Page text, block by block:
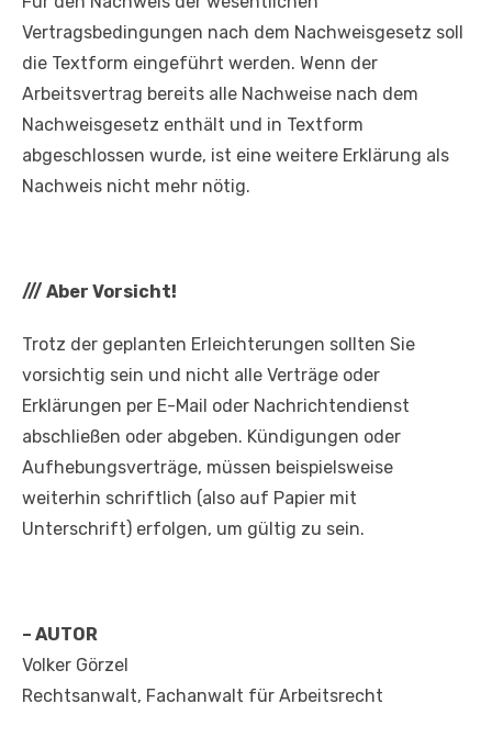
Vertragsbedingungen nach dem Nachweisgesetz soll
die Textform eingeführt werden. Wenn der
Arbeitsvertrag bereits alle Nachweise nach dem
Nachweisgesetz enthält und in Textform
abgeschlossen wurde, ist eine weitere Erklärung als
Nachweis nicht mehr nötig.
/// Aber Vorsicht!
Trotz der geplanten Erleichterungen sollten Sie
vorsichtig sein und nicht alle Verträge oder
Erklärungen per E-Mail oder Nachrichtendienst
abschließen oder abgeben. Kündigungen oder
Aufhebungsverträge, müssen beispielsweise
weiterhin schriftlich (also auf Papier mit
Unterschrift) erfolgen, um gültig zu sein.
– AUTOR
Volker Görzel
Rechtsanwalt, Fachanwalt für Arbeitsrecht